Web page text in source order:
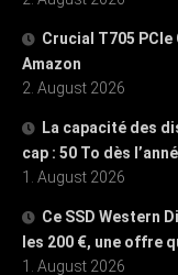
Crucial T705 PCIe
Amazon
2. August 2026
La capacité des
cap : 50 To dès
1. August 2026
Ce SSD Western
les 200 €, une offre
1. August 2026